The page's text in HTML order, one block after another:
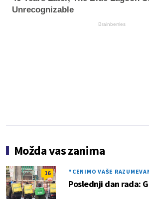
Unrecognizable
Brainberries
Možda vas zanima
16 "CENIMO VAŠE
Poslednji dan rada: